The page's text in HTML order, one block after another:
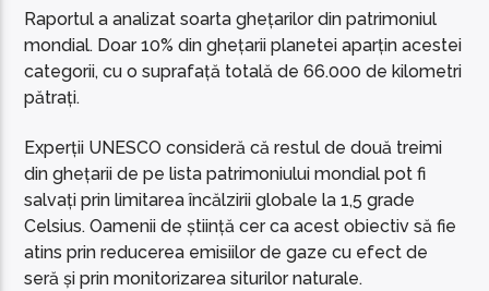
Raportul a analizat soarta ghețarilor din patrimoniul
mondial. Doar 10% din ghețarii planetei aparțin acestei
categorii, cu o suprafață totală de 66.000 de kilometri
pătrați.
Experții UNESCO consideră că restul de două treimi
din ghețarii de pe lista patrimoniului mondial pot fi
salvați prin limitarea încălzirii globale la 1,5 grade
Celsius. Oamenii de știință cer ca acest obiectiv să fie
atins prin reducerea emisiilor de gaze cu efect de
seră și prin monitorizarea siturilor naturale.